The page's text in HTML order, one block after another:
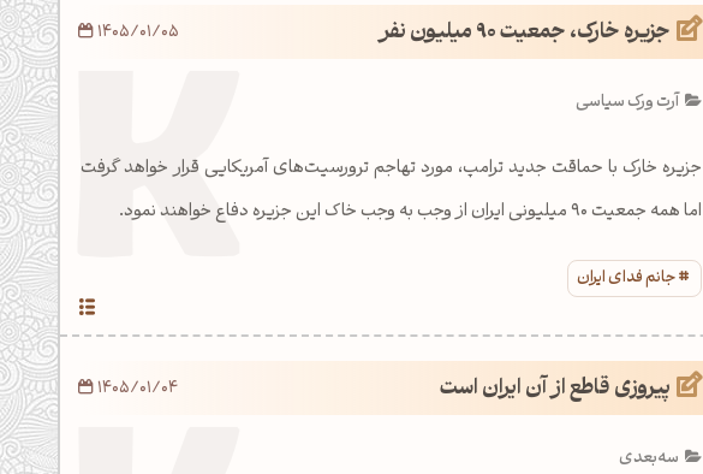
جزیره خارک، جمعیت 90 میلیون نفر
آرت ورک سیاسی
جزیره خارک با حماقت جدید ترامپ، مورد تهاجم ترورسیت‌های آمریکایی قرار خواهد گرفت
اما همه جمعیت 90 میلیونی ایران از وجب به وجب خاک این جزیره دفاع خواهند نمود.
جانم فدای ایران
1405/01/05
پیروزی قاطع از آن ایران است
سه‌بعدی
1405/01/04